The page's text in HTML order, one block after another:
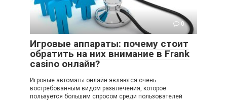
0
Игровые аппараты: почему стоит
обратить на них внимание в Frank
casino онлайн?
Игровые автоматы онлайн являются очень
востребованным видом развлечения, которое
пользуется большим спросом среди пользователей